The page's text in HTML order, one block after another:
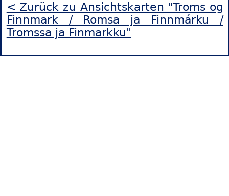
< Zurück zu Ansichtskarten "Troms og
Finnmark / Romsa ja Finnmárku /
Tromssa ja Finmarkku"